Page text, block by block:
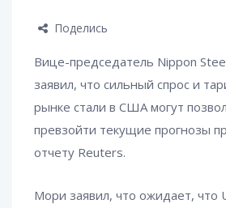
Поделись
Вице-председатель Nippon
заявил, что сильный спрос и
рынке стали в США могут
превзойти текущие прогнозы
отчету Reuters.
Мори заявил, что ожидает, что